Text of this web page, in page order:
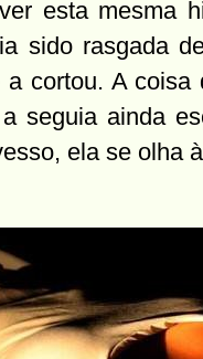
esta mesma
sido rasgada
cortou. A
seguia ainda
ela se olha